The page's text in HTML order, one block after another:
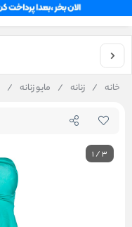
خانه / زنانه / مایو زنانه /
1/3